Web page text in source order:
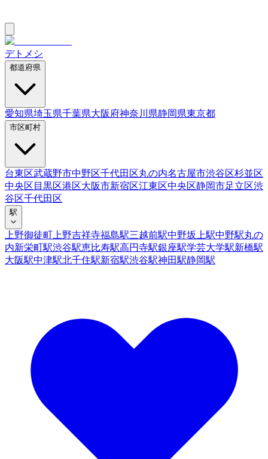
デトメシ
都道府県
愛知県埼玉県千葉県大阪府神奈川県静岡県東京都
市区町村
台東区武蔵野市中野区千代田区丸の内名古屋市渋谷区杉並区
中央区 目黒区港区大阪市新宿区江東区中央区静岡市足立区渋
谷区千代田区
駅
上野御徒町 上野吉祥寺福島駅三越前駅中野坂上駅中野駅丸の
内新栄町駅渋谷駅恵比寿駅高円寺駅銀座駅学芸大学駅新橋駅
大阪駅中津駅北千住駅新宿駅渋谷駅神田駅静岡駅